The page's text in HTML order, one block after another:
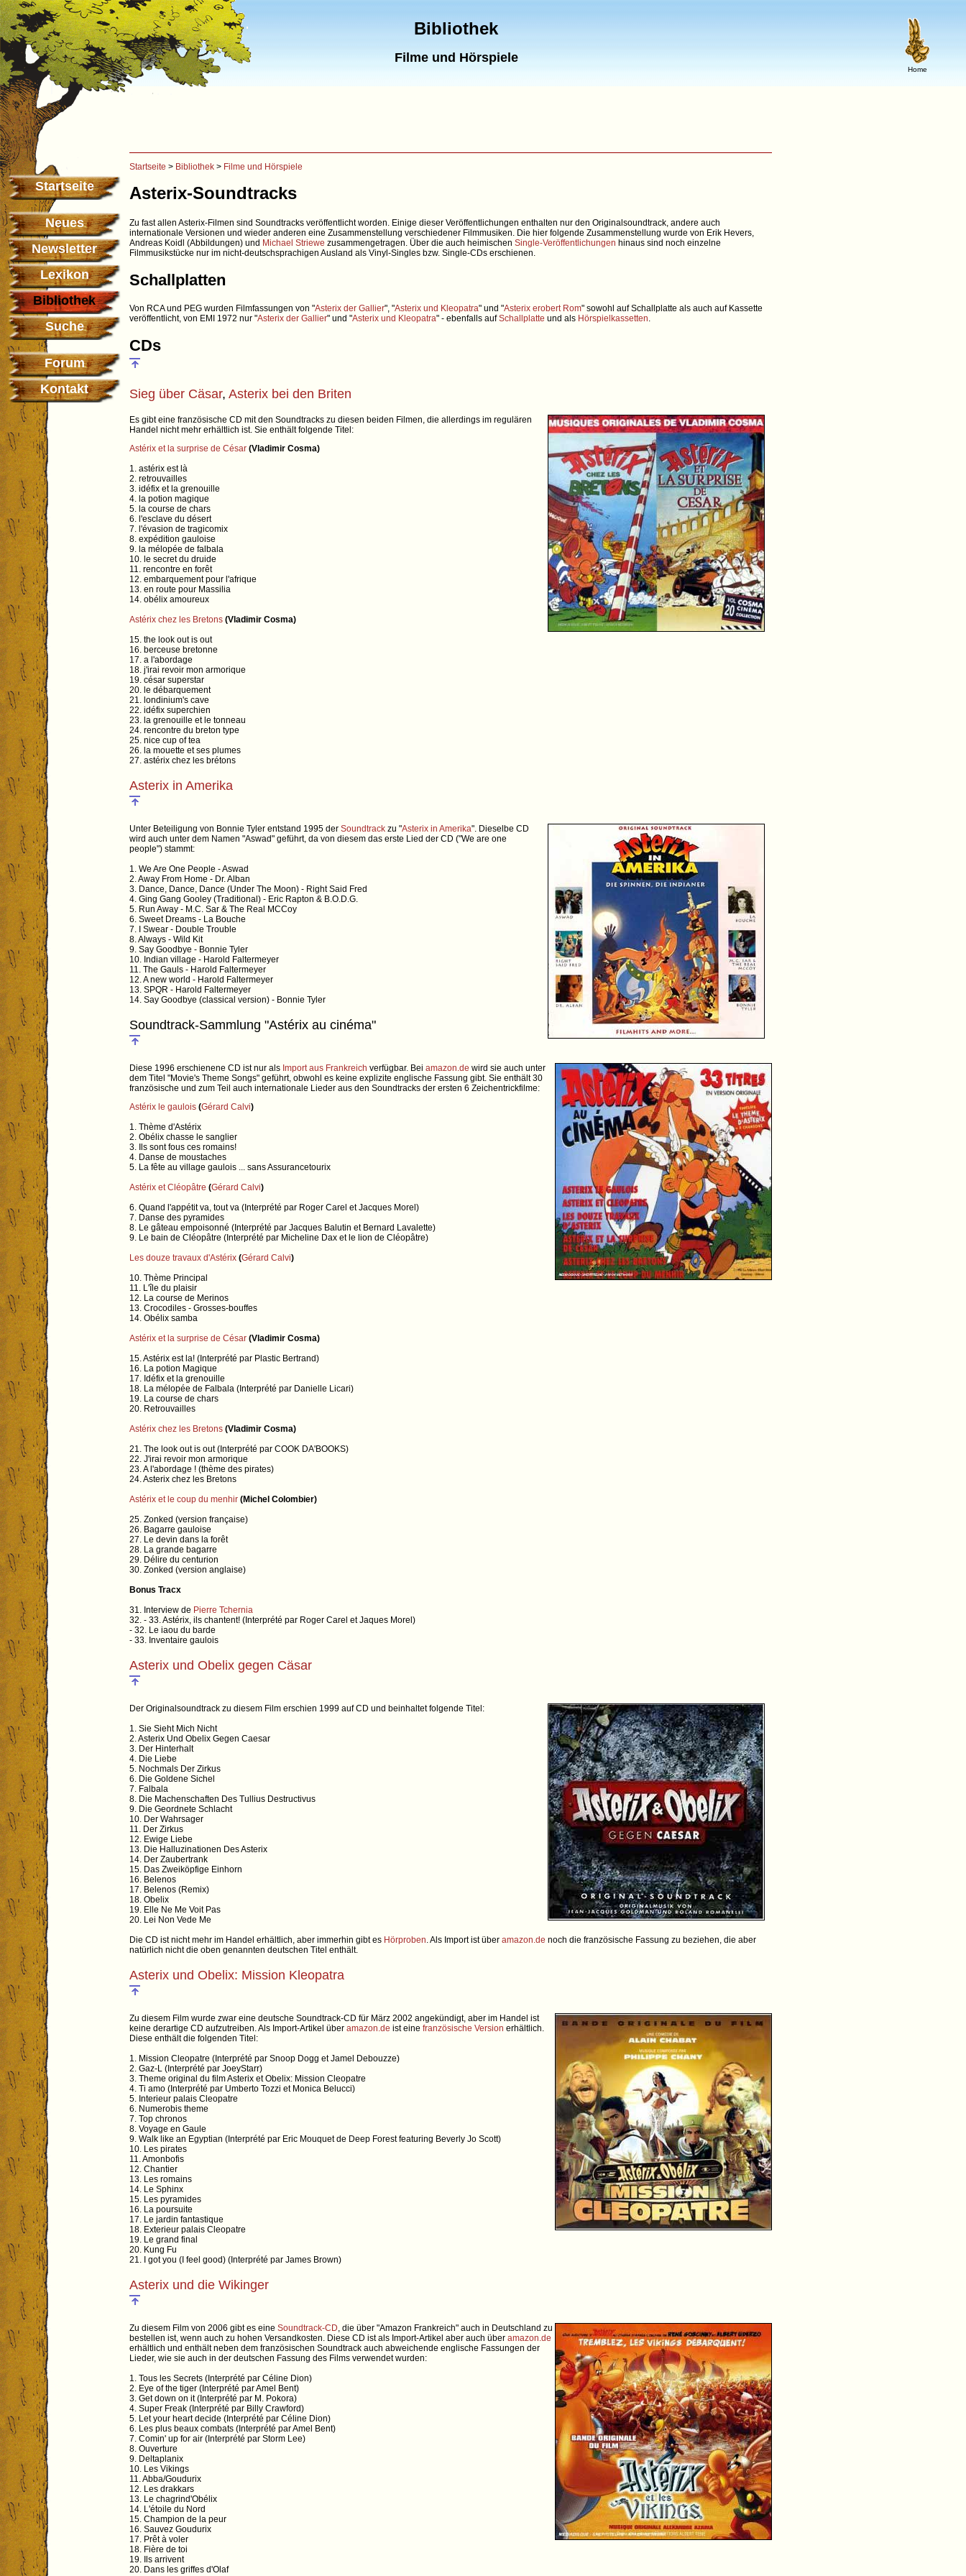
Home
Bibliothek
Filme und Hörspiele
Startseite
Neues
Newsletter
Lexikon
Bibliothek
Suche
Forum
Kontakt
Startseite > Bibliothek > Filme und Hörspiele
Asterix-Soundtracks
Zu fast allen Asterix-Filmen sind Soundtracks veröffentlicht worden. Einige dieser Veröffentlichungen enthalten nur den Originalsoundtrack, andere auch
internationale Versionen und wieder anderen eine Zusammenstellung verschiedener Filmmusiken. Die hier folgende Zusammenstellung wurde von Erik Hevers,
Andreas Koidl (Abbildungen) und Michael Striewe zusammengetragen. Über die auch heimischen Single-Veröffentlichungen hinaus sind noch einzelne
Filmmusikstücke nur im nicht-deutschsprachigen Ausland als Vinyl-Singles bzw. Single-CDs erschienen.
Schallplatten
Von RCA und PEG wurden Filmfassungen von "Asterix der Gallier", "Asterix und Kleopatra" und "Asterix erobert Rom" sowohl auf Schallplatte als auch auf Kassette
veröffentlicht, von EMI 1972 nur "Asterix der Gallier" und "Asterix und Kleopatra" - ebenfalls aufSchallplatte und als Hörspielkassetten
CDs
Sieg über Cäsar, Asterix bei den Briten
Es gibt eine französische CD mit den Soundtracks zu diesen beiden Filmen, die allerdings im regulären
Handel nicht mehr erhältlich ist. Sie enthält folgende Titel:
Astérix et la surprise de César (Vladimir Cosma)
1. astérix est là
2. retrouvailles
3. idéfix et la grenouille
4. la potion magique
5. la course de chars
6. l'esclave du désert
7. l'évasion de tragicomix
8. expédition gauloise
9. la mélopée de falbala
10. le secret du druide
11. rencontre en forêt
12. embarquement pour l'afrique
13. en route pour Massilia
14. obélix amoureux
Astérix chez les Bretons (Vladimir Cosma)
15. the look out is out
16. berceuse bretonne
17. a l'abordage
18. j'irai revoir mon armorique
19. césar superstar
20. le débarquement
21. londinium's cave
22. idéfix superchien
23. la grenouille et le tonneau
24. rencontre du breton type
25. nice cup of tea
26. la mouette et ses plumes
27. astérix chez les brétons
Asterix in Amerika
Unter Beteiligung von Bonnie Tyler entstand 1995 der Soundtrack zu "Asterix in Amerika". Dieselbe CD
wird auch unter dem Namen "Aswad" geführt, da von diesem das erste Lied der CD ("We are one
people") stammt:
1. We Are One People - Aswad
2. Away From Home - Dr. Alban
3. Dance, Dance, Dance (Under The Moon) - Right Said Fred
4. Ging Gang Gooley (Traditional) - Eric Rapton & B.O.D.G.
5. Run Away - M.C. Sar & The Real MCCoy
6. Sweet Dreams - La Bouche
7. I Swear - Double Trouble
8. Always - Wild Kit
9. Say Goodbye - Bonnie Tyler
10. Indian village - Harold Faltermeyer
11. The Gauls - Harold Faltermeyer
12. A new world - Harold Faltermeyer
13. SPQR - Harold Faltermeyer
14. Say Goodbye (classical version) - Bonnie Tyler
Soundtrack-Sammlung "Astérix au cinéma"
Diese 1996 erschienene CD ist nur als Import aus Frankreich verfügbar. Bei amazon.de wird sie auch unter
dem Titel "Movie's Theme Songs" geführt, obwohl es keine explizite englische Fassung gibt. Sie enthält 30
französische und zum Teil auch internationale Lieder aus den Soundtracks der ersten 6 Zeichentrickfilme:
Astérix le gaulois (Gérard Calvi)
1. Thème d'Astérix
2. Obélix chasse le sanglier
3. Ils sont fous ces romains!
4. Danse de moustaches
5. La fête au village gaulois ... sans Assurancetourix
Astérix et Cléopâtre (Gérard Calvi)
6. Quand l'appétit va, tout va (Interprété par Roger Carel et Jacques Morel)
7. Danse des pyramides
8. Le gâteau empoisonné (Interprété par Jacques Balutin et Bernard Lavalette)
9. Le bain de Cléopâtre (Interprété par Micheline Dax et le lion de Cléopâtre)
Les douze travaux d'Astérix (Gérard Calvi)
10. Thème Principal
11. L'île du plaisir
12. La course de Merinos
13. Crocodiles - Grosses-bouffes
14. Obélix samba
Astérix et la surprise de César (Vladimir Cosma)
15. Astérix est la! (Interprété par Plastic Bertrand)
16. La potion Magique
17. Idéfix et la grenouille
18. La mélopée de Falbala (Interprété par Danielle Licari)
19. La course de chars
20. Retrouvailles
Astérix chez les Bretons (Vladimir Cosma)
21. The look out is out (Interprété par COOK DA'BOOKS)
22. J'irai revoir mon armorique
23. A l'abordage ! (thème des pirates)
24. Asterix chez les Bretons
Astérix et le coup du menhir (Michel Colombier)
25. Zonked (version française)
26. Bagarre gauloise
27. Le devin dans la forêt
28. La grande bagarre
29. Délire du centurion
30. Zonked (version anglaise)
Bonus Tracx
31. Interview de Pierre Tchernia
32. - 33. Astérix, ils chantent! (Interprété par Roger Carel et Jaques Morel)
- 32. Le iaou du barde
- 33. Inventaire gaulois
Asterix und Obelix gegen Cäsar
Der Originalsoundtrack zu diesem Film erschien 1999 auf CD und beinhaltet folgende Titel:
1. Sie Sieht Mich Nicht
2. Asterix Und Obelix Gegen Caesar
3. Der Hinterhalt
4. Die Liebe
5. Nochmals Der Zirkus
6. Die Goldene Sichel
7. Falbala
8. Die Machenschaften Des Tullius Destructivus
9. Die Geordnete Schlacht
10. Der Wahrsager
11. Der Zirkus
12. Ewige Liebe
13. Die Halluzinationen Des Asterix
14. Der Zaubertrank
15. Das Zweiköpfige Einhorn
16. Belenos
17. Belenos (Remix)
18. Obelix
19. Elle Ne Me Voit Pas
20. Lei Non Vede Me
Die CD ist nicht mehr im Handel erhältlich, aber immerhin gibt es Hörproben. Als Import ist über amazon.de noch die französische Fassung zu beziehen, die aber
natürlich nicht die oben genannten deutschen Titel enthält.
Asterix und Obelix: Mission Kleopatra
Zu diesem Film wurde zwar eine deutsche Soundtrack-CD für März 2002 angekündigt, aber im Handel ist
keine derartige CD aufzutreiben. Als Import-Artikel über amazon.de ist eine französische Version erhältlich.
Diese enthält die folgenden Titel:
1. Mission Cleopatre (Interprété par Snoop Dogg et Jamel Debouzze)
2. Gaz-L (Interprété par JoeyStarr)
3. Theme original du film Asterix et Obelix: Mission Cleopatre
4. Ti amo (Interprété par Umberto Tozzi et Monica Belucci)
5. Interieur palais Cleopatre
6. Numerobis theme
7. Top chronos
8. Voyage en Gaule
9. Walk like an Egyptian (Interprété par Eric Mouquet de Deep Forest featuring Beverly Jo Scott)
10. Les pirates
11. Amonbofis
12. Chantier
13. Les romains
14. Le Sphinx
15. Les pyramides
16. La poursuite
17. Le jardin fantastique
18. Exterieur palais Cleopatre
19. Le grand final
20. Kung Fu
21. I got you (I feel good) (Interprété par James Brown)
Asterix und die Wikinger
Zu diesem Film von 2006 gibt es eine Soundtrack-CD, die über "Amazon Frankreich" auch in Deutschland zu
bestellen ist, wenn auch zu hohen Versandkosten. Diese CD ist als Import-Artikel aber auch über amazon.de
erhältlich und enthält neben dem französischen Soundtrack auch abweichende englische Fassungen der
Lieder, wie sie auch in der deutschen Fassung des Films verwendet wurden:
1. Tous les Secrets (Interprété par Céline Dion)
2. Eye of the tiger (Interprété par Amel Bent)
3. Get down on it (Interprété par M. Pokora)
4. Super Freak (Interprété par Billy Crawford)
5. Let your heart decide (Interprété par Céline Dion)
6. Les plus beaux combats (Interprété par Amel Bent)
7. Comin' up for air (Interprété par Storm Lee)
8. Ouverture
9. Deltaplanix
10. Les Vikings
11. Abba/Goudurix
12. Les drakkars
13. Le chagrind'Obélix
14. L'étoile du Nord
15. Champion de la peur
16. Sauvez Goudurix
17. Prêt à voler
18. Fière de toi
19. Ils arrivent
20. Dans les griffes d'Olaf